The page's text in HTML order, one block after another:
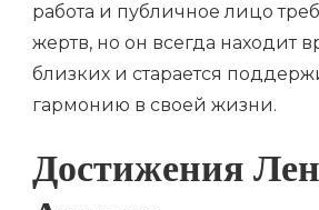
работа и публичное лицо
жертв, но он всегда находит
близких и старается
гармонию в своей жизни.
Достижения